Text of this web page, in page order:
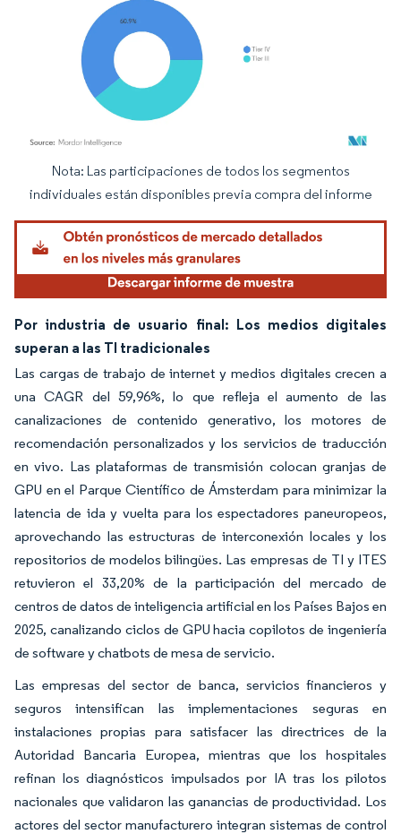
Imagen © Mordor Intelligence. El uso requiere atribución según CC BY 4.0.
Nota: Las participaciones de todos los segmentos
individuales están disponibles previa compra del informe
Por industria de usuario final: Los medios digitales
superan a las TI tradicionales
Las cargas de trabajo de internet y medios digitales crecen a
una CAGR del 59,96%, lo que refleja el aumento de las
canalizaciones de contenido generativo, los motores de
recomendación personalizados y los servicios de traducción
en vivo. Las plataformas de transmisión colocan granjas de
GPU en el Parque Científico de Ámsterdam para minimizar la
latencia de ida y vuelta para los espectadores paneuropeos,
aprovechando las estructuras de interconexión locales y los
repositorios de modelos bilingües. Las empresas de TI y ITES
retuvieron el 33,20% de la participación del mercado de
centros de datos de inteligencia artificial en los Países Bajos en
2025, canalizando ciclos de GPU hacia copilotos de ingeniería
de software y chatbots de mesa de servicio.
Las empresas del sector de banca, servicios financieros y
seguros intensifican las implementaciones seguras en
instalaciones propias para satisfacer las directrices de la
Autoridad Bancaria Europea, mientras que los hospitales
refinan los diagnósticos impulsados por IA tras los pilotos
nacionales que validaron las ganancias de productividad. Los
actores del sector manufacturero integran sistemas de control